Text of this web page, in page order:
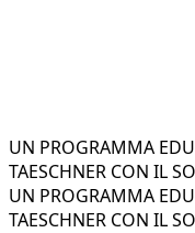
UN PROGRAMMA
TAESCHNER CON IL
UN PROGRAMMA
TAESCHNER CON IL